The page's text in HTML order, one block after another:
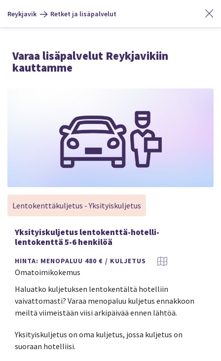
Reykjavik Retket ja lisäpalvelut
Varaa lisäpalvelut Reykjavikiin
kauttamme
Lentokenttäkuljetus - Yksityiskuljetus
Yksityiskuljetus lentokenttä-hotelli-
lentokenttä 5-6 henkilöä
HINTA: MENOPALUU 480 € / KULJETUS
Omatoimikokemus
Haluatko kuljetuksen lentokentältä hotelliin
vaivattomasti? Varaa menopaluu kuljetus ennakkoon
meiltä viimeistään viisi arkipäivää ennen lähtöä.
Yksityiskuljetus on oma kuljetus, jossa kuljetus on
suoraan hotelliisi.